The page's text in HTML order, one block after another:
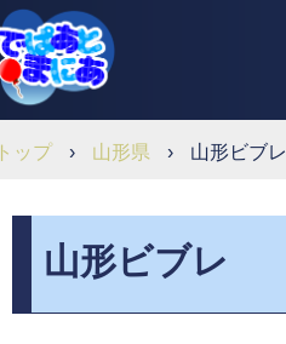
トップ › 山形県 › 山形ビブレ
山形ビブレ